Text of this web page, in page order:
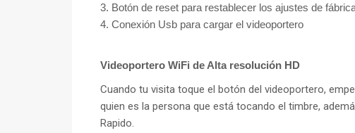
3. Botón de reset para restablecer los ajustes de
4. Conexión Usb para cargar el videoportero
Videoportero WiFi de Alta resolución HD
Cuando tu visita toque el botón del videoportero,
quien es la persona que está tocando el timbre,
Rapido.